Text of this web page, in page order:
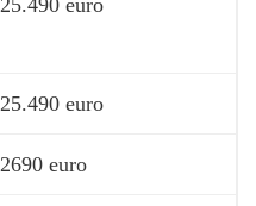
25.490 euro
2690 euro